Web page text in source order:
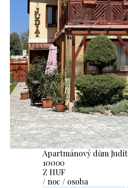
Apartmánový dům Judit
10000
Z HUF
/ noc / osoba